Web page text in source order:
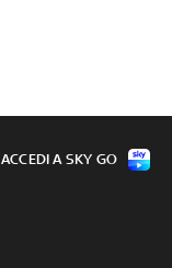
ACCEDI A SKY GO